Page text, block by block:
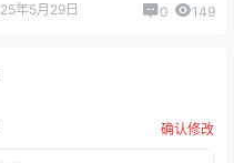
25年5月29日 0 149
确认修改